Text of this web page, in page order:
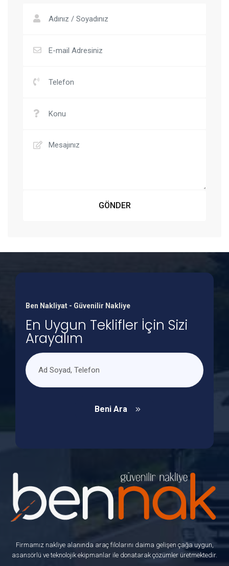
GÖNDER
Ben Nakliyat - Güvenilir Nakliye
En Uygun Teklifler İçin Sizi
Arayalım
Beni Ara
Firmamız nakliye alanında araç filolarını daima gelişen çağa uygun,
asansörlü ve teknolojik ekipmanlar ile donatarak çözümler üretmektedir.